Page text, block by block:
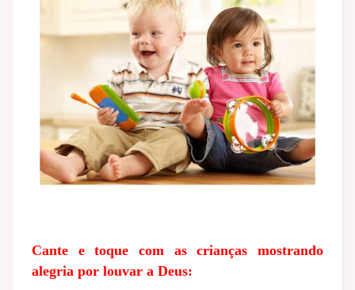
Cante e toque com as crianças mostrando
alegria por louvar a Deus: